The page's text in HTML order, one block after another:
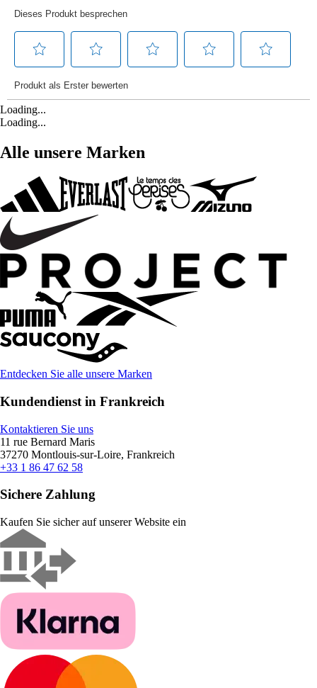
Loading...
Loading...
Alle unsere Marken
Entdecken Sie alle unsere Marken
Kundendienst in Frankreich
Kontaktieren Sie uns
11 rue Bernard Maris
37270 Montlouis-sur-Loire, Frankreich
+33 1 86 47 62 58
Sichere Zahlung
Kaufen Sie sicher auf unserer Website ein